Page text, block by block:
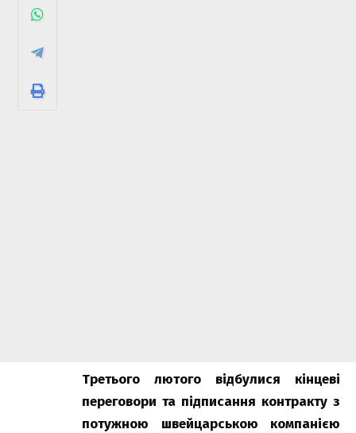
Третього лютого відбулися кінцеві
переговори та підписання контракту з
потужною швейцарською компанією